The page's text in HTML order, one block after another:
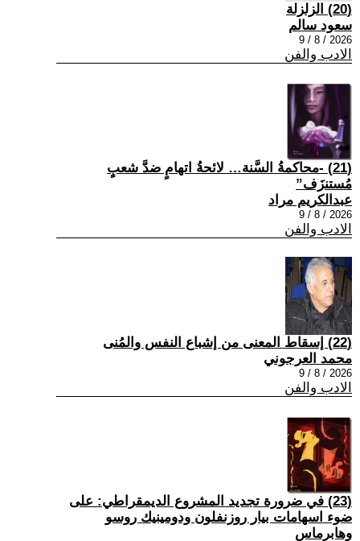
(20) الزلزلة
سعود سالم
2026 / 8 / 9
الادب والفن
(21) -محاكمةُ السَّنة… لائحةُ اتهامٍ ضدَّ شعبٍ
مُستنزَف”
عبدالكريم مراد
2026 / 8 / 9
الادب والفن
(22) إسقاط المعنى من إشباع النفس والمُنى
محمد العرجوني
2026 / 8 / 9
الادب والفن
(23) في ضرورة تجديد المشروع الديمقراطي: على
ضوء اسهامات بيار روزنفلون ودومينيك روسو
وهابرماس